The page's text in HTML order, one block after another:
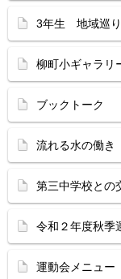
3年生 地域巡り
柳町小ギャラ
ブックトーク
流れる水の働き
第三中学校との
令和２年度秋季
運動会メニュー